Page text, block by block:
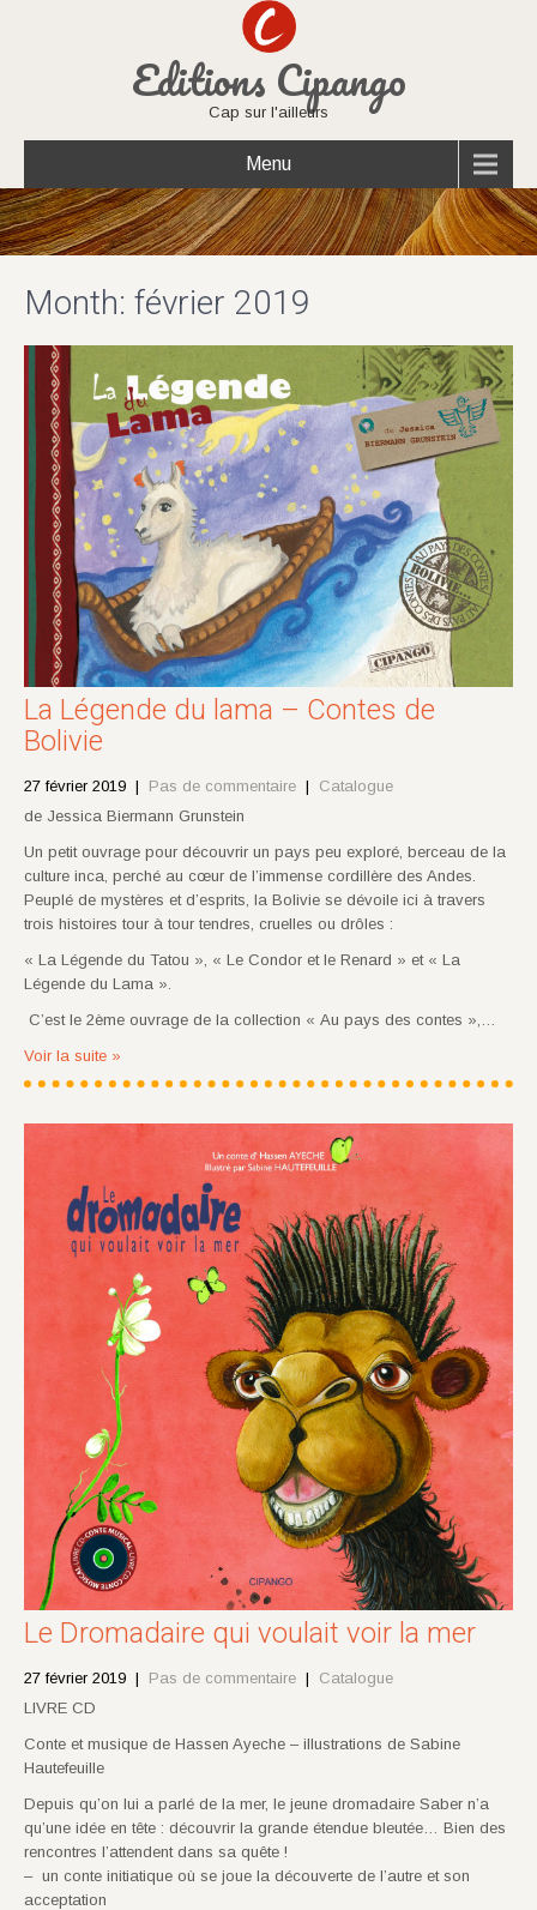
Editions Cipango
Cap sur l'ailleurs
Menu
Month: février 2019
La Légende du lama – Contes de
Bolivie
27 février 2019 | Pas de commentaire | Catalogue
de Jessica Biermann Grunstein
Un petit ouvrage pour découvrir un pays peu exploré, berceau de la
culture inca, perché au cœur de l’immense cordillère des Andes.
Peuplé de mystères et d’esprits, la Bolivie se dévoile ici à travers
trois histoires tour à tour tendres, cruelles ou drôles :
« La Légende du Tatou », « Le Condor et le Renard » et « La
Légende du Lama ».
C’est le 2ème ouvrage de la collection « Au pays des contes »,…
Voir la suite »
Le Dromadaire qui voulait voir la mer
27 février 2019 | Pas de commentaire | Catalogue
LIVRE CD
Conte et musique de Hassen Ayeche – illustrations de Sabine
Hautefeuille
Depuis qu’on lui a parlé de la mer, le jeune dromadaire Saber n’a
qu’une idée en tête : découvrir la grande étendue bleutée… Bien des
rencontres l’attendent dans sa quête !
– un conte initiatique où se joue la découverte de l’autre et son
acceptation